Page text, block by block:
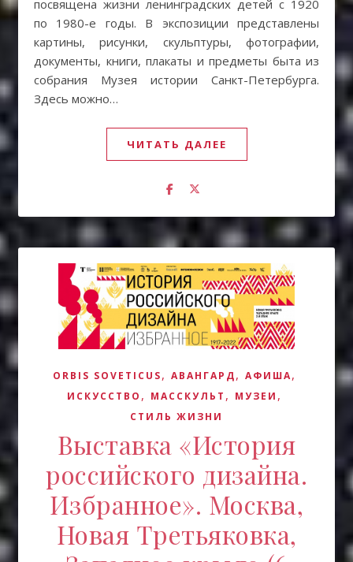
посвящена жизни ленинградских детей с 1920
по 1980-е годы. В экспозиции представлены
картины, рисунки, скульптуры, фотографии,
документы, книги, плакаты и предметы быта из
собрания Музея истории Санкт-Петербурга.
Здесь можно…
ЧИТАТЬ ДАЛЕЕ
ORBIS SOVETICUS, АВАНГАРД, АФИША,
ИСКУCСТВО , МАССКУЛЬТ , МУЗЕИ ,
СТИЛЬ ЖИЗНИ
Выставка «История
российского дизайна.
Избранное». Москва,
Новая Третьяковка,